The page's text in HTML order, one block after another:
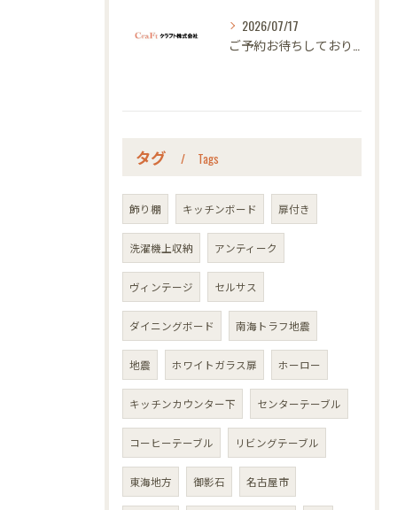
2026/07/17
タグ Tags
飾り棚 キッチンボード 扉付き
洗濯機上収納 アンティーク
ヴィンテージ セルサス
ダイニングボード 南海トラフ地震
地震 ホワイトガラス扉 ホーロー
キッチンカウンター下 センターテーブル
コーヒーテーブル リビングテーブル
東海地方 御影石 名古屋市